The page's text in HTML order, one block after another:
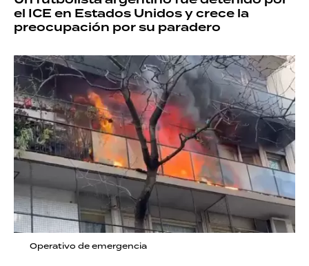
el ICE en Estados Unidos y crece la
preocupación por su paradero
Operativo de emergencia